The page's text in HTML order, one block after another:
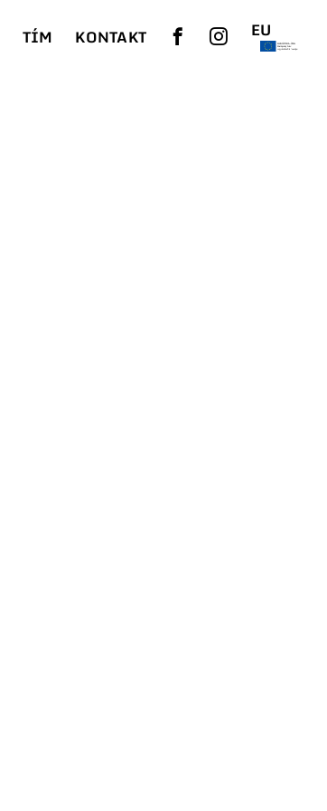
TÍM KONTAKT EU